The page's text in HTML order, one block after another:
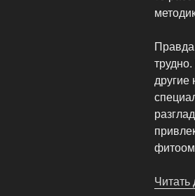
другие
Читать